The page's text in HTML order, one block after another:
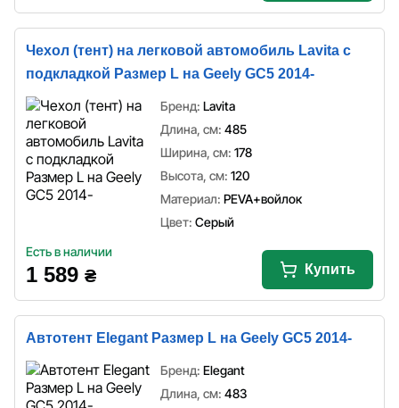
Чехол (тент) на легковой автомобиль Lavita с
подкладкой Размер L на Geely GC5 2014-
Бренд: Lavita
Длина, см: 485
Ширина, см: 178
Высота, см: 120
Материал: PEVA+войлок
Цвет: Серый
Есть в наличии
1 589 ₴ Купить
Автотент Elegant Размер L на Geely GC5 2014-
Бренд: Elegant
Длина, см: 483